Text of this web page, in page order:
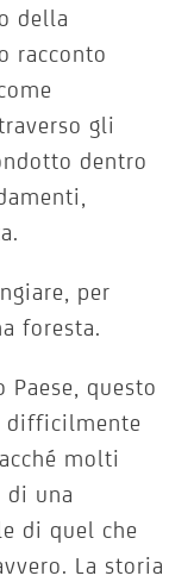
della
racconto
gli
dentro
per
foresta.
questo
difficilmente
molti
una
di quel che
La storia